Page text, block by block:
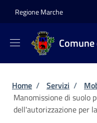
Regione Marche
Briciole di
Home / Servizi /
Manomissione di suolo
dell'autorizzazione per